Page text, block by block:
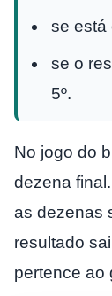
se está
se o
5º.
No jogo do
dezena
as dezenas
resultado
pertence ao